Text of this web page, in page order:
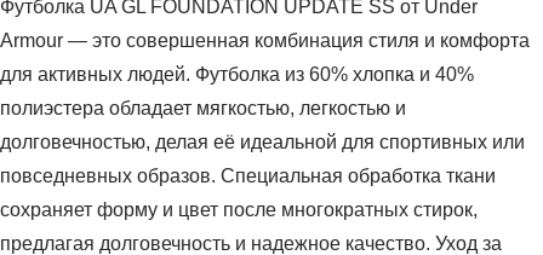
Футболка UA GL FOUNDATION UPDATE SS от Under
Armour — это совершенная комбинация стиля и комфорта
для активных людей. Футболка из 60% хлопка и 40%
полиэстера обладает мягкостью, легкостью и
долговечностью, делая её идеальной для спортивных или
повседневных образов. Специальная обработка ткани
сохраняет форму и цвет после многократных стирок,
предлагая долговечность и надежное качество. Уход за